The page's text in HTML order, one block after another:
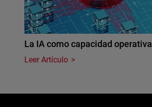
La IA como capacidad operativa
Leer Artículo